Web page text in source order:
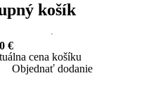
košík
€Aktuálna cena košíku
€
cena košíku
Objednať dodanie